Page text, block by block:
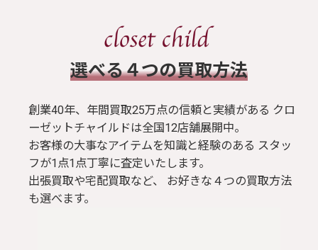
ブラウス / シャツ
トップス
Tシャツ
​選べる４つの買取方法
創業40年、年間買取25万点の信頼と実績がある クロ
ーゼットチャイルドは全国12店舗展開中。
お客様の大事なアイテムを知識と経験のある スタッ
フが1点1点丁寧に査定いたします。
出張買取や宅配買取など、 お好きな４つの買取方法
も選べます。